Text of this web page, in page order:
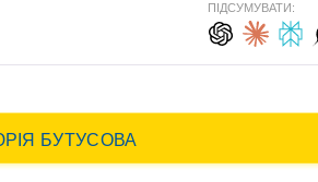
ПІДСУМУВАТИ: